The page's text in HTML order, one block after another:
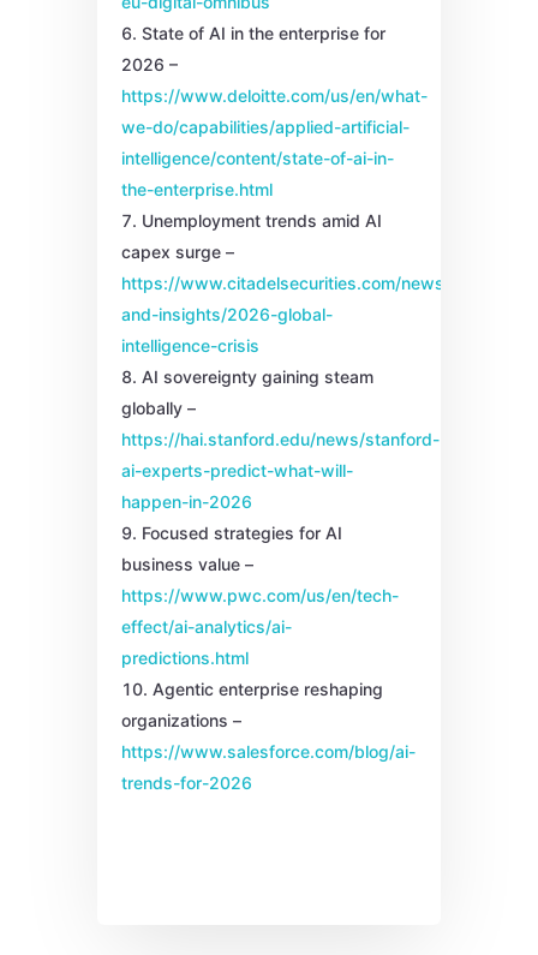
State of AI in the enterprise for
2026 –
https://www.deloitte.com/us/en/what-
we-do/capabilities/applied-artificial-
intelligence/content/state-of-ai-in-
the-enterprise.html
Unemployment trends amid AI
capex surge –
https://www.citadelsecurities.com/news-
and-insights/2026-global-
intelligence-crisis
AI sovereignty gaining steam
globally –
https://hai.stanford.edu/news/stanford-
ai-experts-predict-what-will-
happen-in-2026
Focused strategies for AI
business value –
https://www.pwc.com/us/en/tech-
effect/ai-analytics/ai-
predictions.html
Agentic enterprise reshaping
organizations –
https://www.salesforce.com/blog/ai-
trends-for-2026